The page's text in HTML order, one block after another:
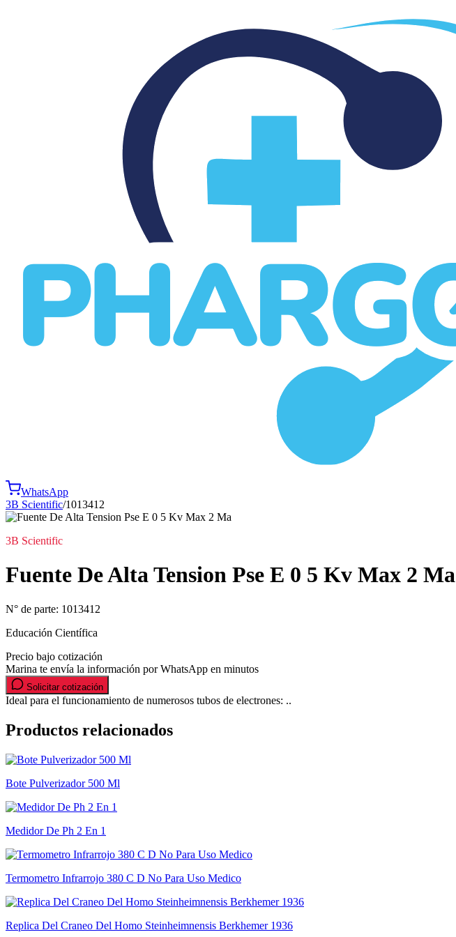
WhatsApp
3B Scientific/1013412
3B Scientific
Fuente De Alta Tension Pse E 0 5 Kv Max 2 Ma
N° de parte: 1013412
Educación Científica
Precio bajo cotización
Marina te envía la información por WhatsApp en minutos
Solicitar cotización
Ideal para el funcionamiento de numerosos tubos de electrones: ..
Productos relacionados
Bote Pulverizador 500 Ml
Medidor De Ph 2 En 1
Termometro Infrarrojo 380 C D No Para Uso Medico
Replica Del Craneo Del Homo Steinheimnensis Berkhemer 1936